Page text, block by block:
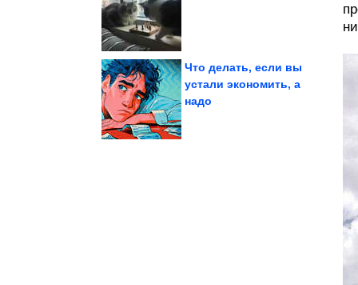
Следователи назвали
причину смерти двух
Что делать, если вы
устали экономить, а
надо